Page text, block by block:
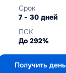
Срок
7 - 30 дней
ПСК
До 292%
Получить